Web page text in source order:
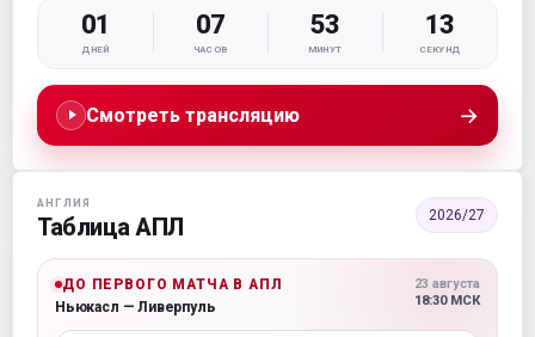
01
ДНЕЙ
07
ЧАСОВ
53
МИНУТ
12
СЕКУНД
Смотреть трансляцию →
АНГЛИЯ
Таблица АПЛ 2026/27
ДО ПЕРВОГО МАТЧА В АПЛ
Ньюкасл — Ливерпуль
23 августа
18:30 МСК